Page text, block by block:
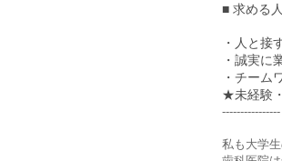
■ 求める
・人と接
・誠実に
・チーム
★未経験
----------------
私も大学